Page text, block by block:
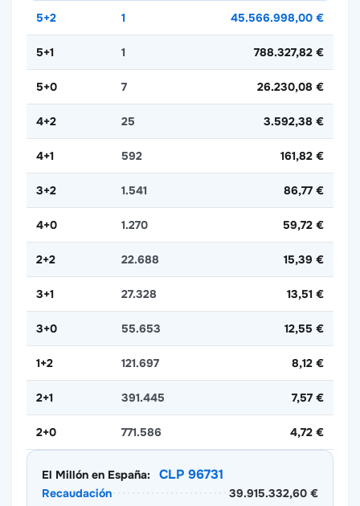
5+2 1 45.566.998,00 €
5+1 1 788.327,82 €
5+0 7 26.230,08 €
4+2 25 3.592,38 €
4+1 592 161,82 €
3+2 1.541 86,77 €
4+0 1.270 59,72 €
2+2 22.688 15,39 €
3+1 27.328 13,51 €
3+0 55.653 12,55 €
1+2 121.697 8,12 €
2+1 391.445 7,57 €
2+0 771.586 4,72 €
El Millón en España: CLP 96731
Recaudación
39.915.332,60 €